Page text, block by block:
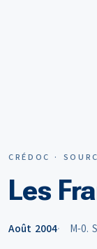
CRÉDOC ·
Les
Août 2004 M-0.